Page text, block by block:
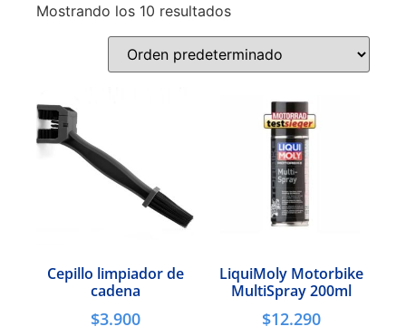
Mostrando los 10 resultados
Cepillo limpiador de
cadena
$3.900
LiquiMoly Motorbike
MultiSpray 200ml
$12.290